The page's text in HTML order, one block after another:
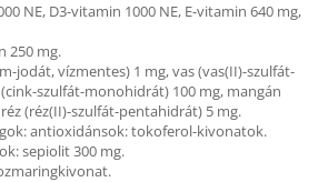
NE, D3-vitamin 1000 NE, E-vitamin 640 mg,
250 mg.
jodát, vízmentes) 1 mg, vas (vas(II)-szulfát-
szulfát-monohidrát) 100 mg, mangán
(réz(II)-szulfát-pentahidrát) 5 mg.
antioxidánsok: tokoferol-kivonatok.
sepiolit 300 mg.